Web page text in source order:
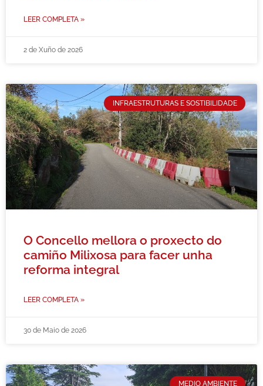
LEER COMPLETA »
2 de Xuño de 2026
INFRAESTRUTURAS E SOSTIBILIDADE
O Concello mellora o proxecto do
camiño Milixosa para facer unha
reforma integral
LEER COMPLETA »
30 de Maio de 2026
MEDIO AMBIENTE